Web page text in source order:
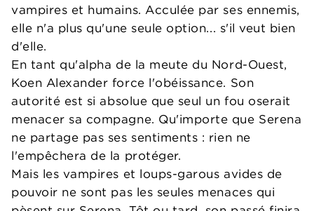
vampires et humains. Acculée par ses ennemis,
elle n'a plus qu'une seule option... s'il veut bien
d'elle.
En tant qu'alpha de la meute du Nord-Ouest,
Koen Alexander force l'obéissance. Son
autorité est si absolue que seul un fou oserait
menacer sa compagne. Qu'importe que Serena
ne partage pas ses sentiments : rien ne
l'empêchera de la protéger.
Mais les vampires et loups-garous avides de
pouvoir ne sont pas les seules menaces qui